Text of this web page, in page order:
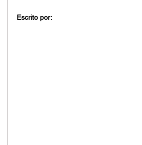
Escrito por: